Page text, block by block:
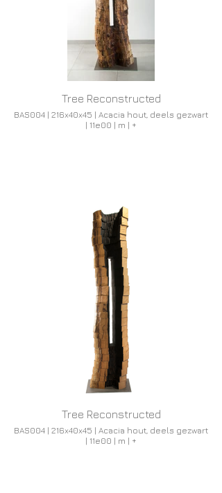
Tree Reconstructed
BAS004 | 216x40x45 | Acacia hout, deels gezwart
| 11e00 | m | +
Tree Reconstructed
BAS004 | 216x40x45 | Acacia hout, deels gezwart
| 11e00 | m | +